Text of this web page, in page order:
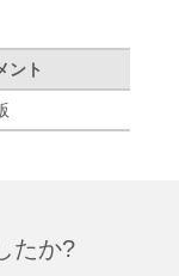
ント
たか?